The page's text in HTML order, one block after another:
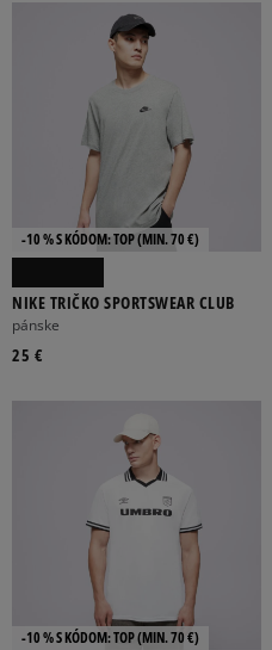
-10 % S KÓDOM: TOP (MIN. 70 €)
NIKE TRIČKO SPORTSWEAR CLUB
pánske
25 €
-10 % S KÓDOM: TOP (MIN. 70 €)